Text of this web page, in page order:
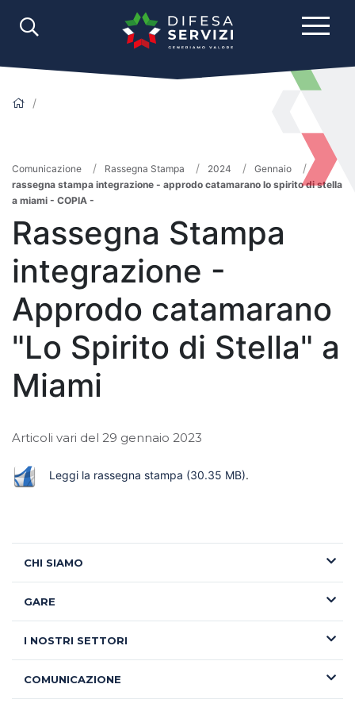
Comunicazione Rassegna Stampa 2024
Gennaio
rassegna stampa integrazione - approdo catamarano lo spirito di stella
a miami - COPIA -
Rassegna Stampa
integrazione -
Approdo catamarano
"Lo Spirito di Stella" a
Miami
Articoli vari del 29 gennaio 2023
Leggi la rassegna stampa (30.35 MB).
CHI SIAMO
GARE
I NOSTRI SETTORI
COMUNICAZIONE